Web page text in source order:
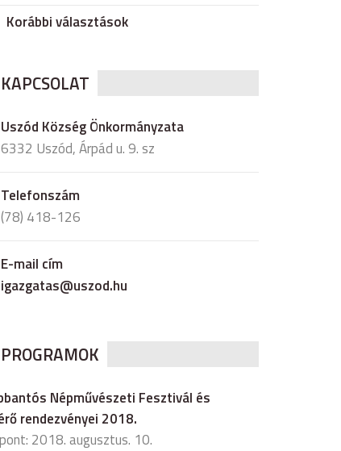
Korábbi választások
KAPCSOLAT
Uszód Község Önkormányzata
6332 Uszód, Árpád u. 9. sz
Telefonszám
(78) 418-126
E-mail cím
igazgatas@uszod.hu
PROGRAMOK
Népművészeti Fesztivál és
rendezvényei 2018.
2018. augusztus. 10.